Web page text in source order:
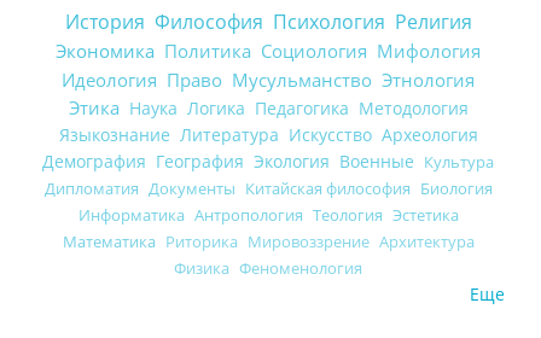
История Философия Психология Религия
Экономика Политика Социология Мифология
Идеология Право Мусульманство Этнология
Этика Наука Логика Педагогика Методология
Языкознание Литература Искусство Археология
Демография География Экология Военные Культура
Дипломатия Документы Китайская философия Биология
Информатика Антропология Теология Эстетика
Математика Риторика Мировоззрение Архитектура
Физика Феноменология
Еще